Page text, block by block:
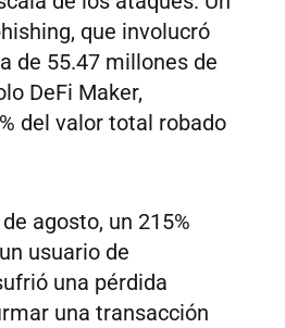
que involucró
de 55.47 millones de
DeFi Maker,
del valor total robado
agosto, un 215%
usuario de
una pérdida
una transacción